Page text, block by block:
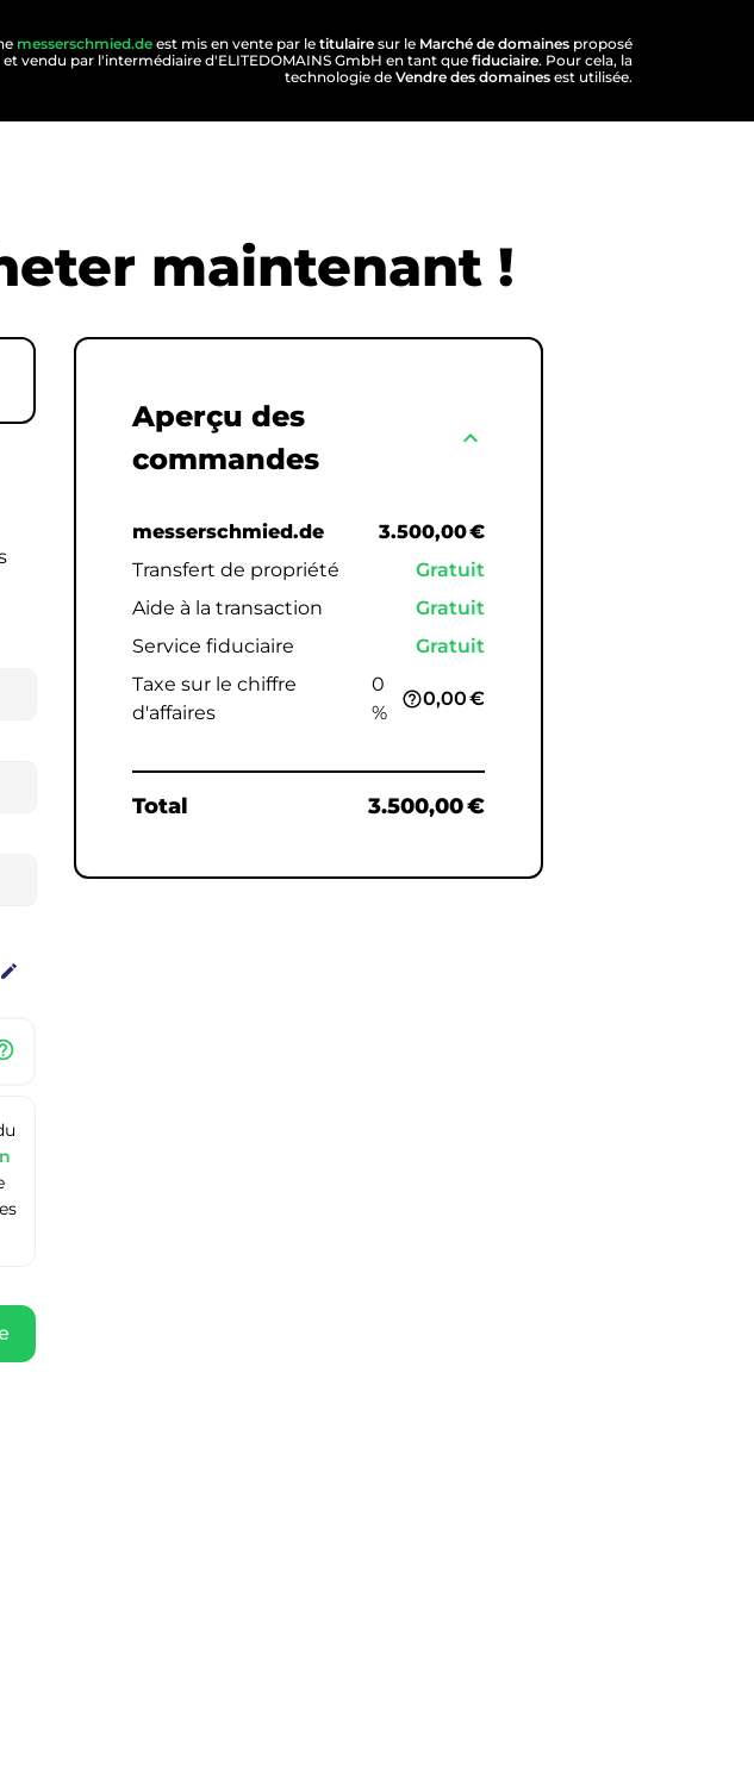
messerschmied.de est mis en vente par le titulaire sur le Marché de domaines proposé
et vendu par l'intermédiaire d'ELITEDOMAINS GmbH en tant que fiduciaire. Pour cela, la
technologie de Vendre des domaines est utilisée.
maintenant !
edit
Aperçu des
commandes
expand_less
messerschmied.de
3.500,00 €
Transfert de propriété
Gratuit
Aide à la transaction
Gratuit
Service fiduciaire
Gratuit
Taxe sur le chiffre
d'affaires
0
%
help_outline0,00 €
Total 3.500,00 €